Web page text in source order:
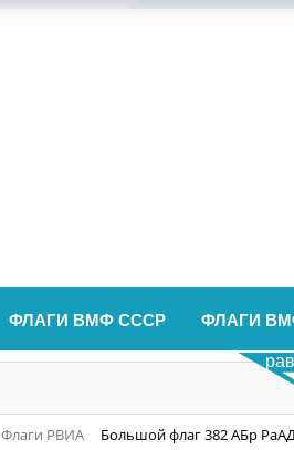
ФЛАГИ ВМФ СССР ФЛАГИ
Флаги РВИА Большой флаг 382 АБр